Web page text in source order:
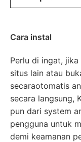
Cara instal
Perlu di ingat,
situs lain atau
secaraotomatis
secara langsung,
pun dari system
pengguna untuk
demi keamanan